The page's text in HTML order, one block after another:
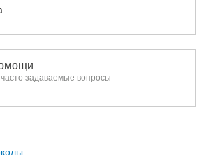
задаваемые вопросы